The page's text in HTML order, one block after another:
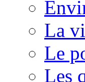
La
Le
Les